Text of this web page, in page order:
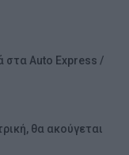
στα Auto Express /
θα ακούγεται